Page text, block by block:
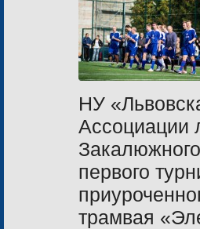
НУ
Ассоциации
первого
трамвая